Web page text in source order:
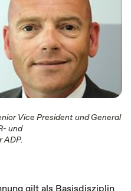
Vice President und General
und
gilt als Basisdisziplin